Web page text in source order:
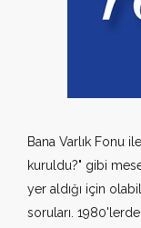
Bana Varlık Fonu
kuruldu?" gibi
yer aldığı için
soruları.